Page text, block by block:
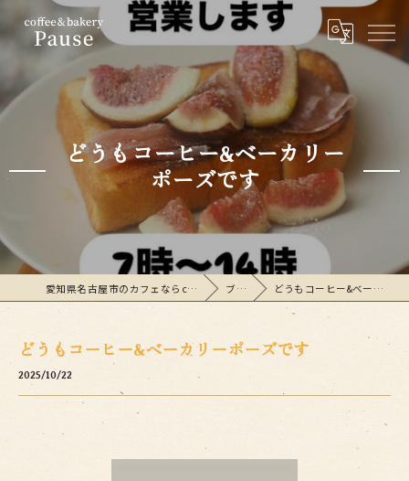
どうもコーヒー&ベーカリー
ポーズです
愛知県名古屋市のカフェならcoffee&bakeryPause ブログ どうもコーヒー&ベーカリーポーズです
どうもコーヒー&ベーカリーポーズです
2025/10/22